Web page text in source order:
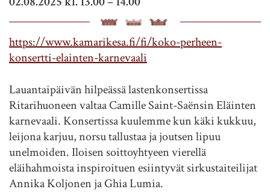
https://www.kamarikesa.fi/fi/koko-perheen-
konsertti-elainten-karnevaali
Lauantaipäivän hilpeässä lastenkonsertissa
Ritarihuoneen valtaa Camille Saint-Saënsin Eläinten
karnevaali. Konsertissa kuulemme kun käki kukkuu,
leijona karjuu, norsu tallustaa ja joutsen lipuu
unelmoiden. Iloisen soittoyhtyeen vierellä
eläihahmoista inspiroituen esiintyvät sirkustaiteilijat
Annika Koljonen ja Ghia Lumia.